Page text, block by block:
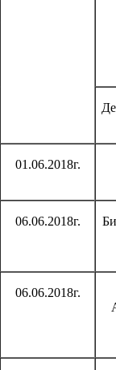
01.06.2018г.
06.06.2018г.
06.06.2018г.